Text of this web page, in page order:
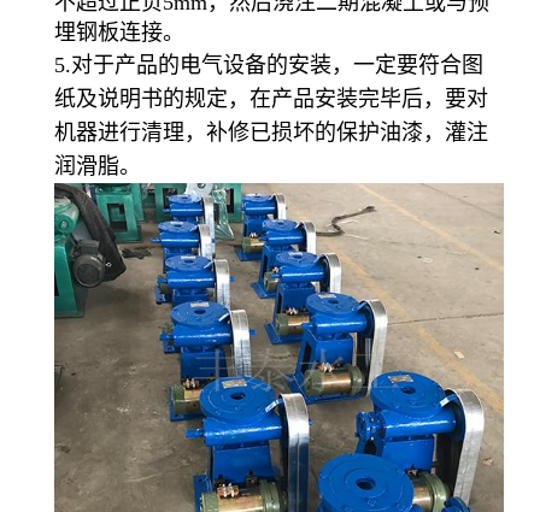
埋钢板连接。
5.对于产品的电气设备的安装，一定要符合图
纸及说明书的规定，在产品安装完毕后，要对
机器进行清理，补修已损坏的保护油漆，灌注
润滑脂。